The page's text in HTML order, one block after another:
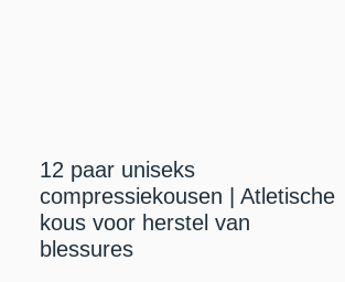
12 paar uniseks
compressiekousen | Atletische
kous voor herstel van
blessures